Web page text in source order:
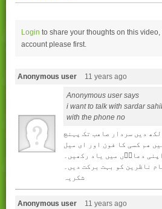
Login to share your thoughts on this
account please first.
Anonymous user 11 years ago
Anonymous user says
i want to talk with sardar
with the phone no
ديں سردار صاھب تک پہنچ
ھم کسی کا فون اور ای ميل
دعاوۢں ميں ياد رکھيں۔
ناظرين کو بہت برکت ديں۔
شکريہ
Anonymous user 11 years ago